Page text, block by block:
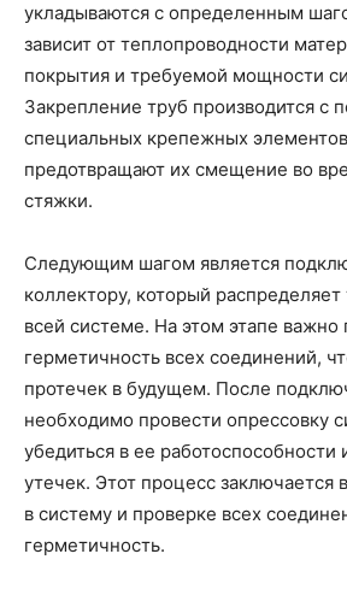
укладываются с определенным
зависит от теплопроводности
покрытия и требуемой мощности
Закрепление труб производится с
специальных крепежных
предотвращают их смещение во
стяжки.
Следующим шагом является
коллектору, который
всей системе. На этом этапе важно
герметичность всех соединений,
протечек в будущем. После
необходимо провести опрессовку
убедиться в ее работоспособности
утечек. Этот процесс заключается
в систему и проверке всех
герметичность.